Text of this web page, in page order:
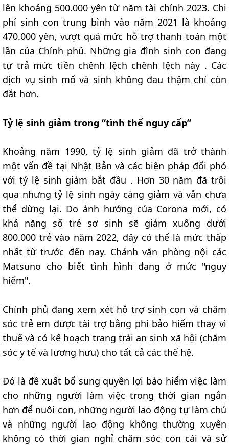
lên khoảng 500.000 yên từ năm tài chính 2023. Chi
phí sinh con trung bình vào năm 2021 là khoảng
470.000 yên, vượt quá mức hỗ trợ thanh toán một
lần của Chính phủ. Những gia đình sinh con đang
tự trả mức tiền chênh lệch chênh lệch này . Các
dịch vụ sinh mổ và sinh không đau thậm chí còn
đắt hơn.
Tỷ lệ sinh giảm trong “tình thế nguy cấp”
Khoảng năm 1990, tỷ lệ sinh giảm đã trở thành
một vấn đề tại Nhật Bản và các biện pháp đối phó
với tỷ lệ sinh giảm bắt đầu . Hơn 30 năm đã trôi
qua nhưng tỷ lệ sinh ngày càng giảm và vẫn chưa
thể dừng lại. Do ảnh hưởng của Corona mới, có
khả năng số trẻ sơ sinh sẽ giảm xuống dưới
800.000 trẻ vào năm 2022, đây có thể là mức thấp
nhất từ trước đến nay. Chánh văn phòng nội các
Matsuno cho biết tình hình đang ở mức "nguy
hiểm".
Chính phủ đang xem xét hỗ trợ sinh con và chăm
sóc trẻ em được tài trợ bằng phí bảo hiểm thay vì
thuế và có kế hoạch trang trải an sinh xã hội (chăm
sóc y tế và lương hưu) cho tất cả các thế hệ.
Đó là đề xuất bổ sung quyền lợi bảo hiểm việc làm
cho những người làm việc trong thời gian ngắn
hơn để nuôi con, những người lao động tự làm chủ
và những người lao động không thường xuyên
không có thời gian nghỉ chăm sóc con cái và sử